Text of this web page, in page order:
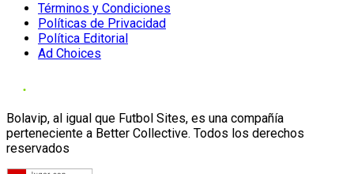
Términos y Condiciones
Políticas de Privacidad
Política Editorial
Ad Choices
Bolavip, al igual que Futbol Sites, es una compañía
perteneciente a Better Collective. Todos los derechos
reservados